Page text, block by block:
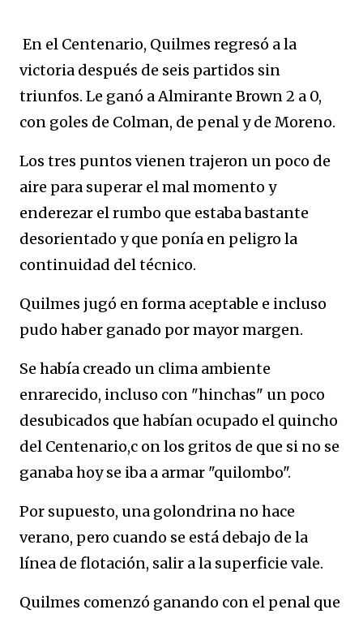
En el Centenario, Quilmes regresó a la
victoria después de seis partidos sin
triunfos. Le ganó a Almirante Brown 2 a 0,
con goles de Colman, de penal y de Moreno.
Los tres puntos vienen trajeron un poco de
aire para superar el mal momento y
enderezar el rumbo que estaba bastante
desorientado y que ponía en peligro la
continuidad del técnico.
Quilmes jugó en forma aceptable e incluso
pudo haber ganado por mayor margen.
Se había creado un clima ambiente
enrarecido, incluso con "hinchas" un poco
desubicados que habían ocupado el quincho
del Centenario,c on los gritos de que si no se
ganaba hoy se iba a armar "quilombo".
Por supuesto, una golondrina no hace
verano, pero cuando se está debajo de la
línea de flotación, salir a la superficie vale.
Quilmes comenzó ganando con el penal que